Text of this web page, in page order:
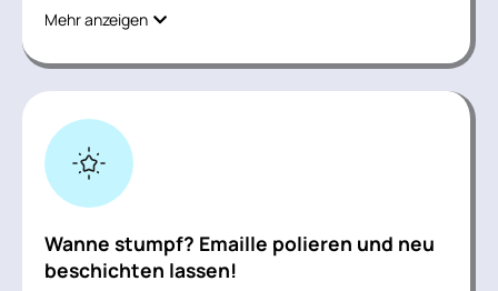
Mehr anzeigen
Wanne stumpf? Emaille polieren und neu
beschichten lassen!